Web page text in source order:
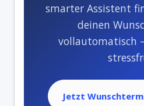
smarter Assistent
deinen
vollautomatisch
Jetzt